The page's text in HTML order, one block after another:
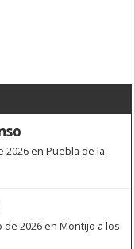
2026 en Puebla de la
de 2026 en Montijo a los